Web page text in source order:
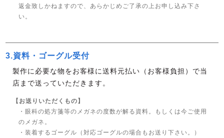
返金致しかねますので、あらかじめご了承の上お申し込み下さ
い。
3.資料・ゴーグル受付
製作に必要な物をお客様に送料元払い（お客様負担）で当
店まで送っていただきます。
【お送りいただくもの】
・眼科の処方箋等のメガネの度数が解る資料。もしくは今ご使用
のメガネ。
・装着するゴーグル（対応ゴーグルの場合もお送り下さい。）